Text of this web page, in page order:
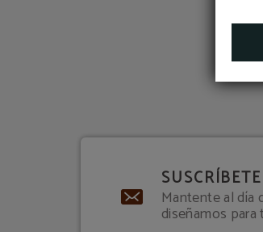
SUSCRÍBETE
Mantente al día
diseñamos para